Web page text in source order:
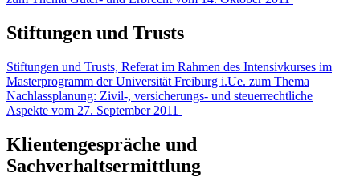
Stiftungen und Trusts
Stiftungen und Trusts, Referat im Rahmen des Intensivkurses im
Masterprogramm der Universität Freiburg i.Ue. zum Thema
Nachlassplanung: Zivil-, versicherungs- und steuerrechtliche
Aspekte vom 27. September 2011
Klientengespräche und
Sachverhaltsermittlung